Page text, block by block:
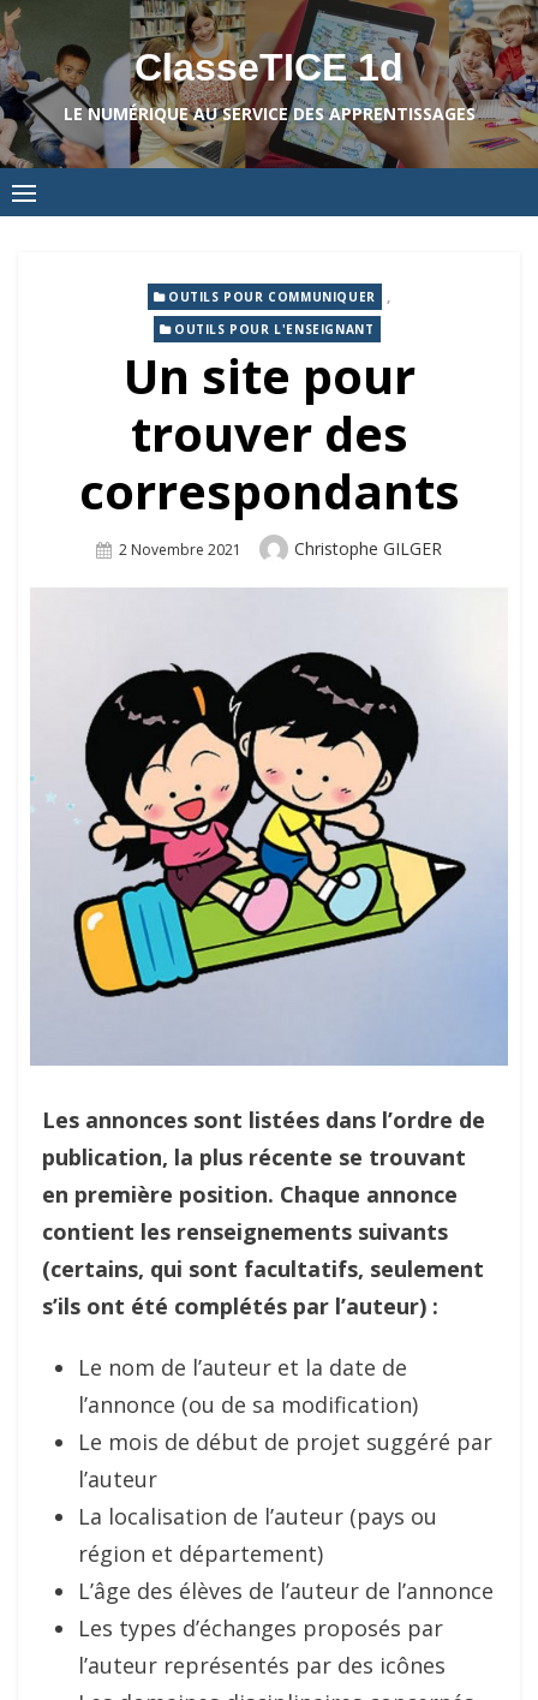
Skip
to
content
ClasseTICE 1d
LE NUMÉRIQUE AU SERVICE DES APPRENTISSAGES
OUTILS POUR COMMUNIQUER ,
OUTILS POUR L'ENSEIGNANT
Un site pour
trouver des
correspondants
Posted
2 Novembre 2021 Author
Christophe GILGER
Les annonces sont listées dans l’ordre de
publication, la plus récente se trouvant
en première position. Chaque annonce
contient les renseignements suivants
(certains, qui sont facultatifs, seulement
s’ils ont été complétés par l’auteur) :
Le nom de l’auteur et la date de
l’annonce (ou de sa modification)
Le mois de début de projet suggéré par
l’auteur
La localisation de l’auteur (pays ou
région et département)
L’âge des élèves de l’auteur de l’annonce
Les types d’échanges proposés par
l’auteur représentés par des icônes